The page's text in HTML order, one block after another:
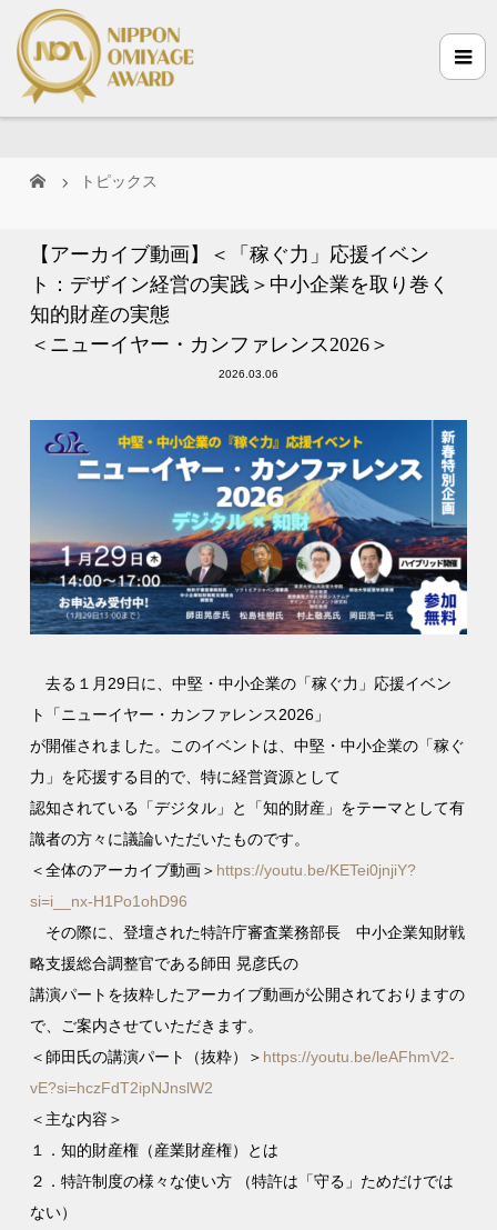
トピックス
【アーカイブ動画】＜「稼ぐ力」応援イベン
ト：デザイン経営の実践＞中小企業を取り巻く
知的財産の実態
＜ニューイヤー・カンファレンス2026＞
2026.03.06
去る１月29日に、中堅・中小企業の「稼ぐ力」応援イベン
ト「ニューイヤー・カンファレンス2026」
が開催されました。このイベントは、中堅・中小企業の「稼ぐ
力」を応援する目的で、特に経営資源として
認知されている「デジタル」と「知的財産」をテーマとして有
識者の方々に議論いただいたものです。
＜全体のアーカイブ動画＞ https://youtu.be/KETei0jnjiY?
si=i__nx-H1Po1ohD96
その際に、登壇された特許庁審査業務部長 中小企業知財戦
略支援総合調整官である師田 晃彦氏の
講演パートを抜粋したアーカイブ動画が公開されておりますの
で、ご案内させていただきます。
＜師田氏の講演パート（抜粋）＞ https://youtu.be/leAFhmV2-
vE?si=hczFdT2ipNJnslW2
＜主な内容＞
１．知的財産権（産業財産権）とは
２．特許制度の様々な使い方 （特許は「守る」ためだけでは
ない）